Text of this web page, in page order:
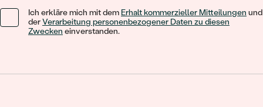
Ich erkläre mich mit dem Erhalt kommerzieller Mitteilungen und
derVerarbeitung personenbezogener Daten zu diesen
Zwecken einverstanden.